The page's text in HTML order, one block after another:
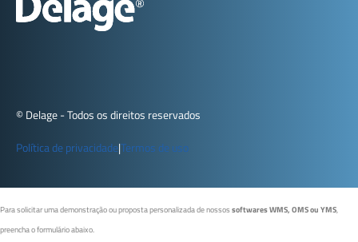
© Delage - Todos os direitos reservados
Política de privacidade|Termos de uso
Para solicitar uma demonstração ou proposta personalizada de nossossoftwares WMS, OMS ou YMS,
preencha o formulário abaixo.